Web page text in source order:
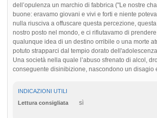
dell’opulenza un marchio di fabbrica ("Le nostre
buone: eravamo giovani e vivi e forti e niente
nulla riusciva a offuscare questa percezione,
nostro posto nel mondo, e ci rifiutavamo di
qualunque idea di un destino orribile o una morte
potuto strapparci dal tempio dorato
Una società nella quale l’abuso sfrenato di alcol,
conseguente disinibizione, nascondono un disagio
INDICAZIONI UTILI
Lettura consigliata
sì